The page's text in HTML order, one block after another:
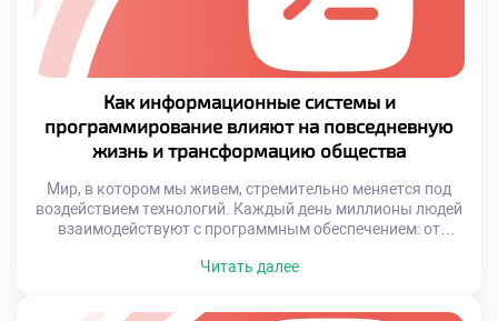
Как информационные системы и
программирование влияют на повседневную
жизнь и трансформацию общества
Мир, в котором мы живем, стремительно меняется под
воздействием технологий. Каждый день миллионы людей
взаимодействуют с программным обеспечением: от
систем. Эти технологии лежат в основе экономики,
понять масштаб их влияния, необходимо разобраться,
Читать далее